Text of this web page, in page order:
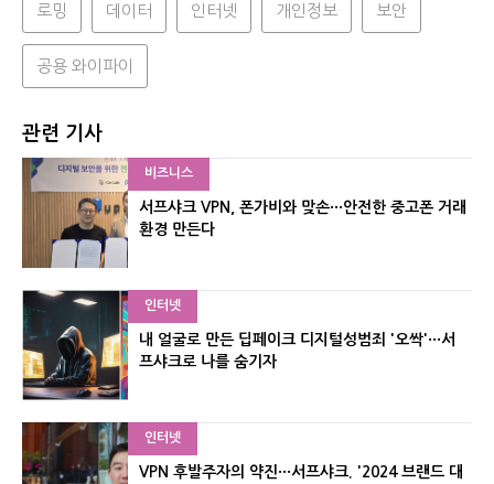
로밍 데이터 인터넷 개인정보 보안
공용 와이파이
관련 기사
비즈니스
서프샤크 VPN, 폰가비와 맞손···안전한 중고폰 거래
환경 만든다
인터넷
내 얼굴로 만든 딥페이크 디지털성범죄 '오싹'···서
프샤크로 나를 숨기자
인터넷
VPN 후발주자의 약진···서프샤크. '2024 브랜드 대